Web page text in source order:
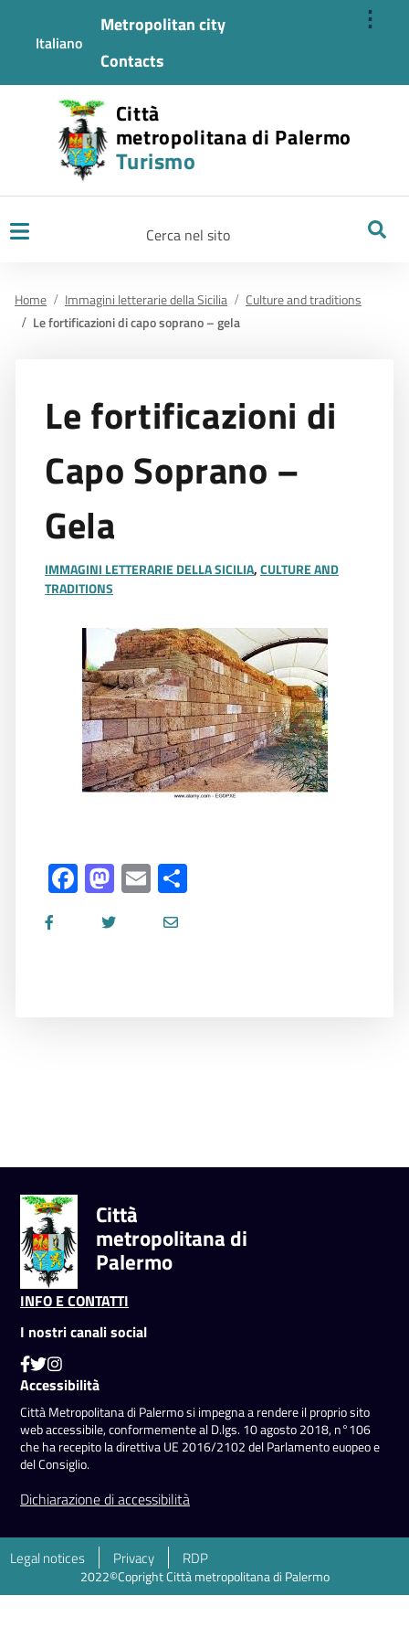
⋮
Italiano
Metropolitan city
Contacts
Città
metropolitana di Palermo
Turismo
Home Immagini letterarie della Sicilia
Culture and traditions
Le fortificazioni di capo soprano – gela
Le fortificazioni di
Capo Soprano –
Gela
IMMAGINI LETTERARIE DELLA SICILIA,CULTURE AND
TRADITIONS
Facebook
Mastodon
Email
Città
metropolitana di
Palermo
INFO E CONTATTI
I nostri canali social
Accessibilità
Città Metropolitana di Palermo si impegna a rendere il proprio sito
web accessibile, conformemente al D.lgs. 10 agosto 2018, n°106
che ha recepito la direttiva UE 2016/2102 del Parlamento euopeo e
del Consiglio.
Dichiarazione di accessibilità
Legal notices Privacy RDP
2022©Copright Città metropolitana di Palermo